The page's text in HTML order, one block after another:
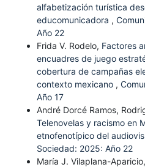
alfabetización turística
educomunicadora ,
Año 22
Frida V. Rodelo, Factores
encuadres de juego
cobertura de campañas
contexto mexicano ,
Año 17
André Dorcé Ramos,
Telenovelas y racismo en
etnofenotípico del
Sociedad: 2025: Año 22
María J. Vilaplana-